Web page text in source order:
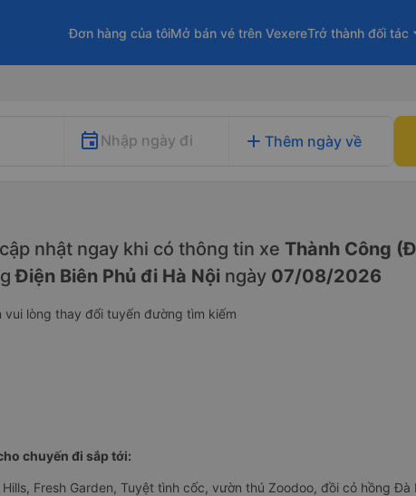
Đơn hàng của tôiMở bán vé trên VexereTrở thành đối tác
Nhập ngày đi add Thêm ngày về
nhật ngay khi có thông tin xe Thành Công
Điện Biên Phủ đi Hà Nội ngày 07/08/2026
vui lòng thay đổi tuyến đường tìm kiếm
chuyến đi sắp tới:
Fresh Garden, Tuyệt tình cốc, vườn thú Zoodoo, đồi cỏ hồng